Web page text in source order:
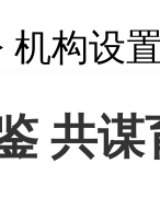
机构设
共